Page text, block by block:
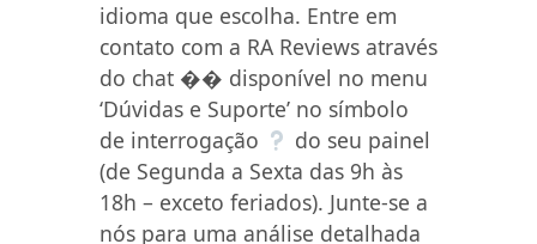
idioma que escolha. Entre em
contato com a RA Reviews através
do chat �� disponível no menu
‘Dúvidas e Suporte’ no símbolo
de interrogação
do seu painel
(de Segunda a Sexta das 9h às
18h – exceto feriados). Junte-se a
nós para uma análise detalhada